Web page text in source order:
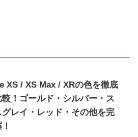
XS / XS Max / XRの色を徹底
較！ゴールド・シルバー・ス
レイ・レッド・その他を完